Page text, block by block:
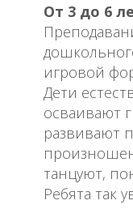
От 3 до 6
игровой
Дети
осваивают
развивают
танцуют,
Ребята так